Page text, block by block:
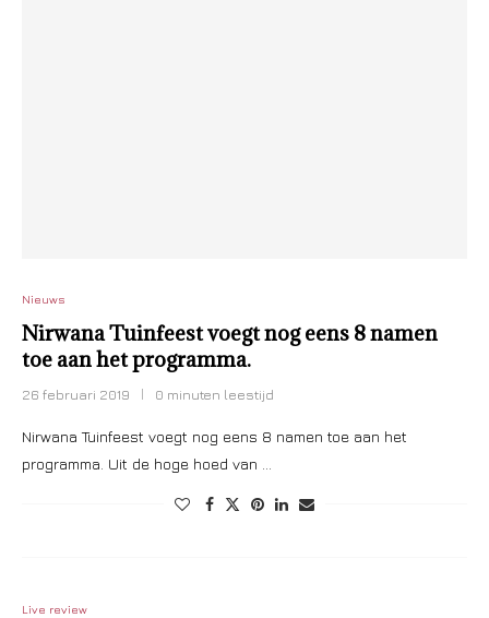
Nieuws
Nirwana Tuinfeest voegt nog eens 8 namen
toe aan het programma.
26 februari 2019 0 minuten leestijd
Nirwana Tuinfeest voegt nog eens 8 namen toe aan het
programma. Uit de hoge hoed van …
Live review